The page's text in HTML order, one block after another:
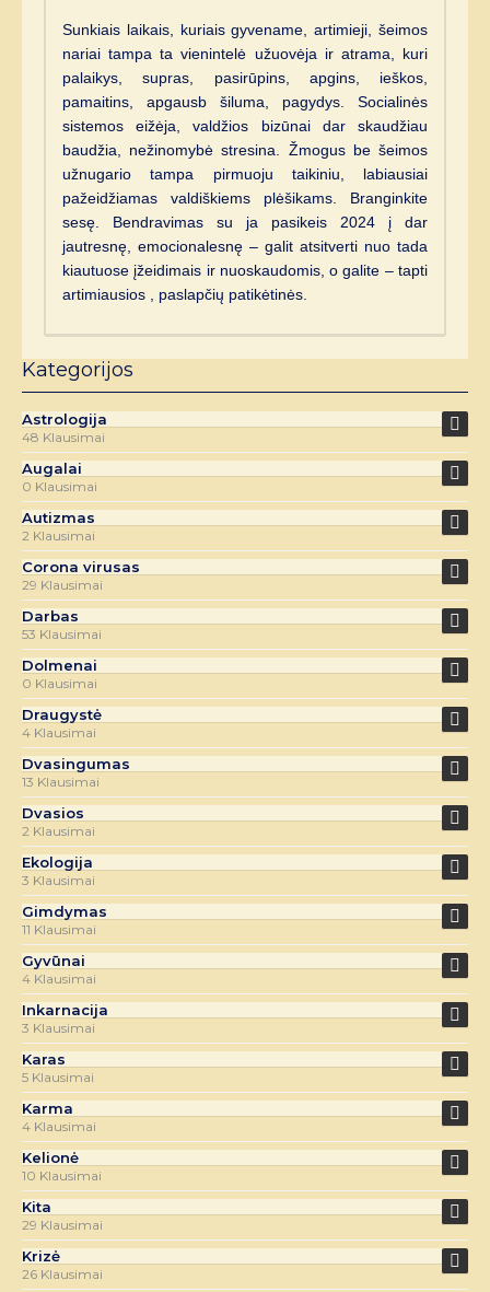
Sunkiais laikais, kuriais gyvename, artimieji, šeimos
nariai tampa ta vienintelė užuovėja ir atrama, kuri
palaikys, supras, pasirūpins, apgins, ieškos,
pamaitins, apgausb šiluma, pagydys. Socialinės
sistemos eižėja, valdžios bizūnai dar skaudžiau
baudžia, nežinomybė stresina. Žmogus be šeimos
užnugario tampa pirmuoju taikiniu, labiausiai
pažeidžiamas valdiškiems plėšikams. Branginkite
sesę. Bendravimas su ja pasikeis 2024 į dar
jautresnę, emocionalesnę – galit atsitverti nuo tada
kiautuose įžeidimais ir nuoskaudomis, o galite – tapti
artimiausios , paslapčių patikėtinės.
Kategorijos
Astrologija
48 Klausimai
Augalai
0 Klausimai
Autizmas
2 Klausimai
Corona virusas
29 Klausimai
Darbas
53 Klausimai
Dolmenai
0 Klausimai
Draugystė
4 Klausimai
Dvasingumas
13 Klausimai
Dvasios
2 Klausimai
Ekologija
3 Klausimai
Gimdymas
11 Klausimai
Gyvūnai
4 Klausimai
Inkarnacija
3 Klausimai
Karas
5 Klausimai
Karma
4 Klausimai
Kelionė
10 Klausimai
Kita
29 Klausimai
Krizė
26 Klausimai